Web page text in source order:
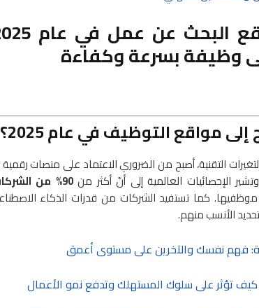
وظيفة بسرعة وكفاءة
إلى مواقع التوظيف في عام 2025؟
التقنية، أصبح من الضروري الاعتماد على منصات
الإحصائيات العالمية إلى أنّ أكثر من90% من الشركات
موظفيها. كما تستفيد الشركات من قدرات الذكاء
الأنسب منهم.
فهم نفسك والآخرين على مستوى أعمق
تؤثر على سلوك المستهلك وتدفع نمو الأعمال